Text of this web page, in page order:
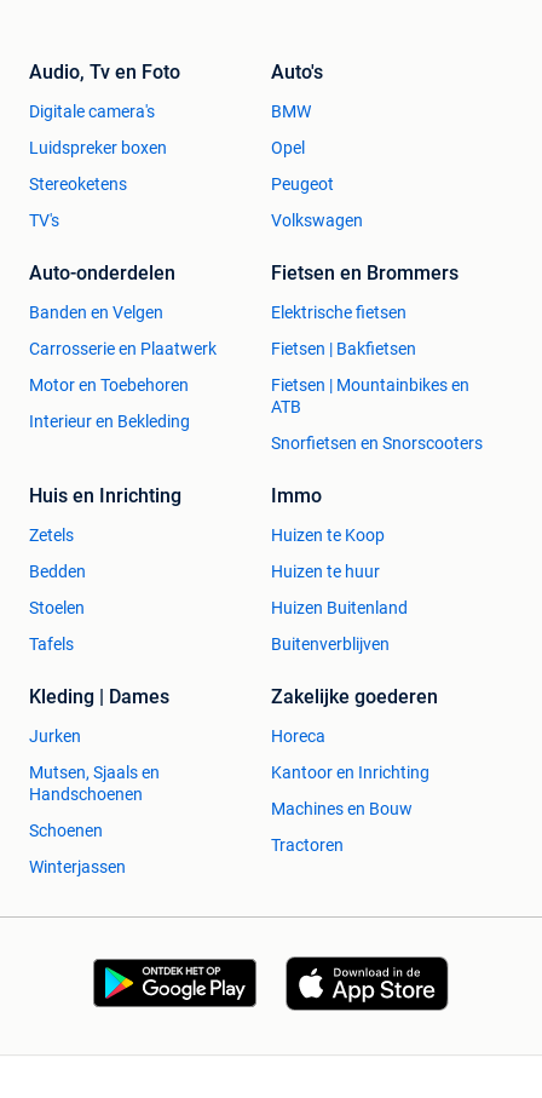
Audio, Tv en Foto
Digitale camera's
Luidspreker boxen
Stereoketens
TV's
Auto's
BMW
Opel
Peugeot
Volkswagen
Auto-onderdelen
Banden en Velgen
Carrosserie en Plaatwerk
Motor en Toebehoren
Interieur en Bekleding
Fietsen en Brommers
Elektrische fietsen
Fietsen | Bakfietsen
Fietsen | Mountainbikes en
ATB
Snorfietsen en Snorscooters
Huis en Inrichting
Zetels
Bedden
Stoelen
Tafels
Immo
Huizen te Koop
Huizen te huur
Huizen Buitenland
Buitenverblijven
Kleding | Dames
Jurken
Mutsen, Sjaals en
Handschoenen
Schoenen
Winterjassen
Zakelijke goederen
Horeca
Kantoor en Inrichting
Machines en Bouw
Tractoren